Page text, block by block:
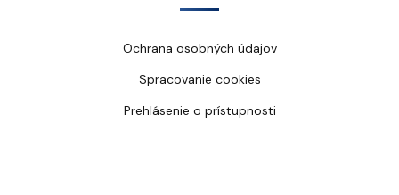
Ochrana osobných údajov
Spracovanie cookies
Prehlásenie o prístupnosti